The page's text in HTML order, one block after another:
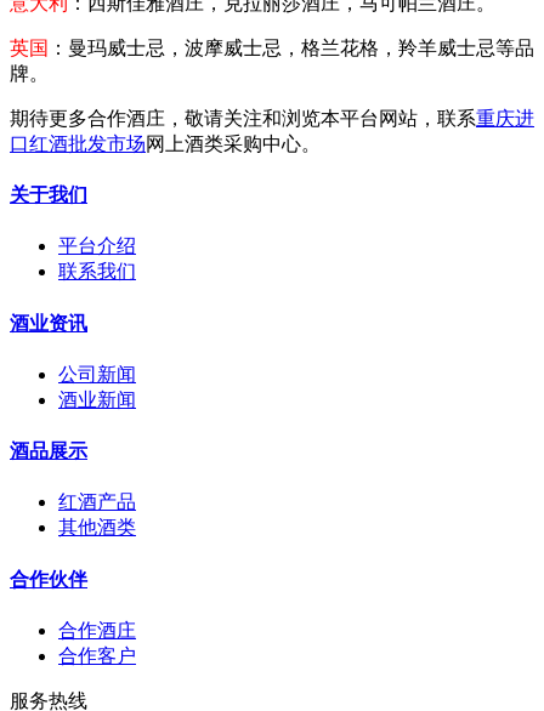
英国 ：曼玛威士忌，波摩威士忌，格兰花格，羚羊威士忌等品
牌。
期待更多合作酒庄，敬请关注和浏览本平台网站，联系重庆进
口红酒批发市场网上酒类采购中心。
关于我们
平台介绍
联系我们
酒业资讯
公司新闻
酒业新闻
酒品展示
红酒产品
其他酒类
合作伙伴
合作酒庄
合作客户
服务热线